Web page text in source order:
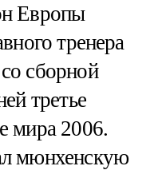
Европы
тренера
сборной
третье
мира 2006.
мюнхенскую